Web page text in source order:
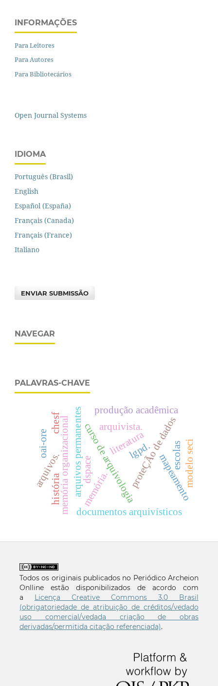
INFORMAÇÕES
Para Leitores
Para Autores
Para Bibliotecários
Open Journal Systems
IDIOMA
Português (Brasil)
English
Español (España)
Français (Canada)
Français (France)
Italiano
ENVIAR SUBMISSÃO
NAVEGAR
PALAVRAS-CHAVE
curso de arquivologia
arquivos permanentes proteÇÃo de dados
lgpd.
memória organizacional
produção acadêmica
mapeamento
literatura
documentos arquivísticos
arquivista.
memória.
escolasmodelo seci
arquivos.
chesf
história
dspace
oai-ore
Todos os originais publicados no Periódico Archeion
Onlline estão disponibilizados de acordo com
a Licença Creative Commons 3.0 Brasil
(obrigatoriedade de atribuição de créditos/vedado
uso comercial/vedada criação de obras
derivadas/permitida citação referenciada).